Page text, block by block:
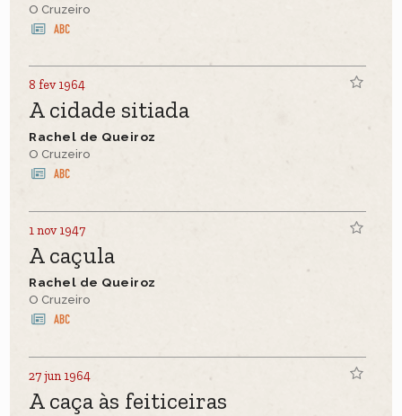
O Cruzeiro
8 fev 1964
A cidade sitiada
Rachel de Queiroz
O Cruzeiro
1 nov 1947
A caçula
Rachel de Queiroz
O Cruzeiro
27 jun 1964
A caça às feiticeiras